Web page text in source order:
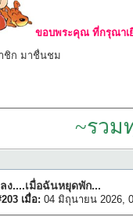
ขอบพระคุณ ที่กรุณาเ
ชิก มาชื่นชม
~รวม
ง....เมื่อฉันหยุดพัก...
เมื่อ: 04 มิถุนายน 2026,